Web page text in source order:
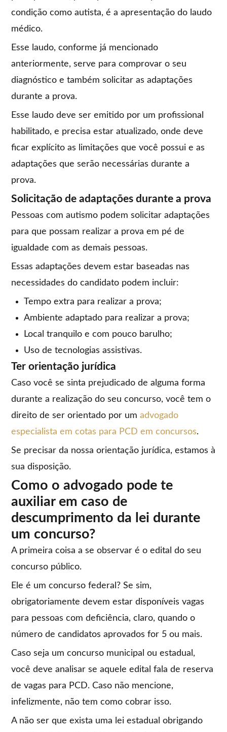
condição como autista, é a apresentação do laudo
médico.
Esse laudo, conforme já mencionado
anteriormente, serve para comprovar o seu
diagnóstico e também solicitar as adaptações
durante a prova.
Esse laudo deve ser emitido por um profissional
habilitado, e precisa estar atualizado, onde deve
ficar explícito as limitações que você possui e as
adaptações que serão necessárias durante a
prova.
Solicitação de adaptações durante a prova
Pessoas com autismo podem solicitar adaptações
para que possam realizar a prova em pé de
igualdade com as demais pessoas.
Essas adaptações devem estar baseadas nas
necessidades do candidato podem incluir:
Tempo extra para realizar a prova;
Ambiente adaptado para realizar a prova;
Local tranquilo e com pouco barulho;
Uso de tecnologias assistivas.
Ter orientação jurídica
Caso você se sinta prejudicado de alguma forma
durante a realização do seu concurso, você tem o
direito de ser orientado por umadvogado
especialista em cotas para PCD em concursos.
Se precisar da nossa orientação jurídica, estamos à
sua disposição.
Como o advogado pode te
auxiliar em caso de
descumprimento da lei durante
um concurso?
A primeira coisa a se observar é o edital do seu
concurso público.
Ele é um concurso federal? Se sim,
obrigatoriamente devem estar disponíveis vagas
para pessoas com deficiência, claro, quando o
número de candidatos aprovados for 5 ou mais.
Caso seja um concurso municipal ou estadual,
você deve analisar se aquele edital fala de reserva
de vagas para PCD. Caso não mencione,
infelizmente, não tem como cobrar isso.
A não ser que exista uma lei estadual obrigando